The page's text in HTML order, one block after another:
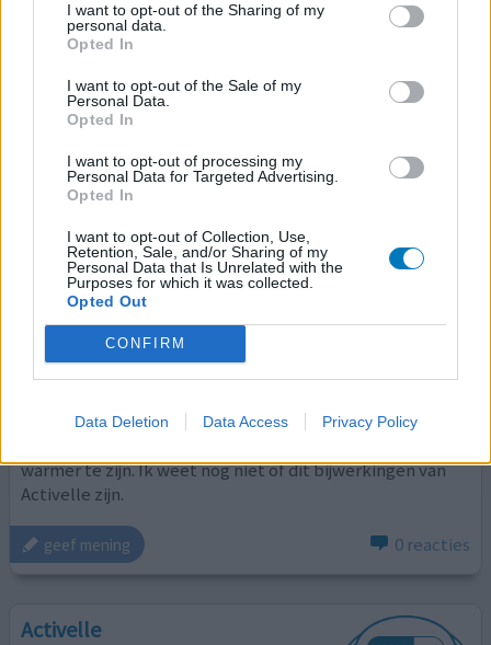
I want to opt-out of the Sharing of my
personal data.
Opted In
I want to opt-out of the Sale of my
Personal Data.
Opted In
I want to opt-out of processing my
Personal Data for Targeted Advertising.
Opted In
I want to opt-out of Collection, Use,
Retention, Sale, and/or Sharing of my
Personal Data that Is Unrelated with the
Purposes for which it was collected.
Opted Out
CONFIRM
Data Deletion Data Access Privacy Policy
door Activelle. Na een stop van 4 maanden viel ik meteen
3 kg af. Het middel is en blijft gevaarlijk bij langdurig
geef mening
Activelle
17-05-2010 | Vrouw
estradiol / norethisteron continu
Opvliegers overgang
Effectiviteit
Hoeveelheid bijwerkingen
groot woord), en ik slaap vaak niet goed. Ik heb geen
warmer te zijn. Ik weet nog niet of dit bijwerkingen van
Activelle zijn.
geef mening 0 reacties
Activelle